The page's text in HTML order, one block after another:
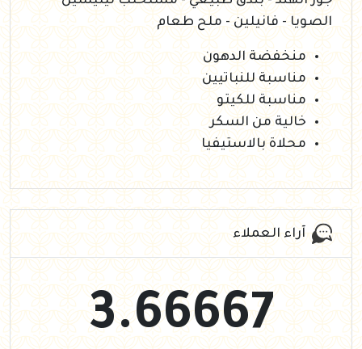
الصويا - فانيلين - ملح طعام
منخفضة الدهون
مناسبة للنباتيين
مناسبة للكيتو
خالية من السكر
محلاة بالاستيفيا
آراء العملاء
3.66667